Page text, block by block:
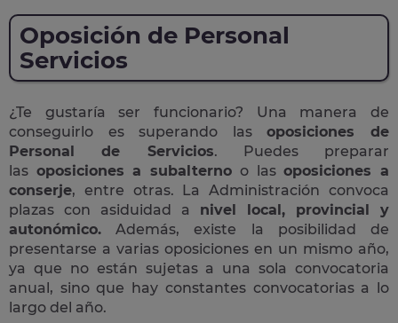
Oposición de Personal
Servicios
¿Te gustaría ser funcionario? Una manera de
conseguirlo es superando lasoposiciones de
Personal de Servicios. Puedes preparar
las oposiciones a subalterno o lasoposiciones a
conserje, entre otras. La Administración convoca
plazas con asiduidad a nivel local, provincial y
autonómico. Además, existe la posibilidad de
presentarse a varias oposiciones en un mismo año,
ya que no están sujetas a una sola convocatoria
anual, sino que hay constantes convocatorias a lo
largo del año.